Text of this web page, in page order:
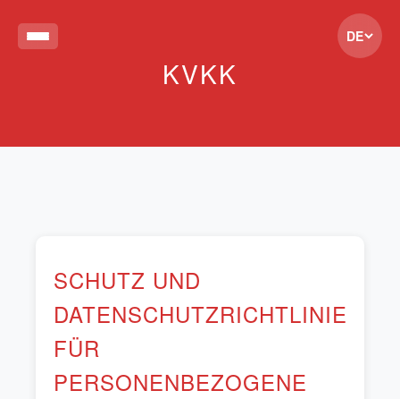
DE
KVKK
SCHUTZ UND
DATENSCHUTZRICHTLINIE
FÜR
PERSONENBEZOGENE